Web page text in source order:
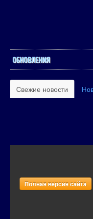
ОБНОВЛЕНИЯ
Свежие новости
Полная версия сайта